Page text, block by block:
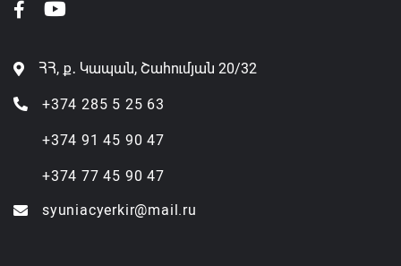
ՀՀ, ք․ Կապան, Շահումյան 20/32
+374 285 5 25 63
+374 91 45 90 47
+374 77 45 90 47
syuniacyerkir@mail.ru